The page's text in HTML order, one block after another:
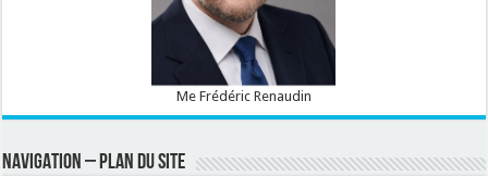
Me Frédéric Renaudin
NAVIGATION – PLAN DU SITE